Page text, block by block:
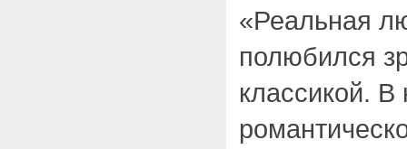
«Реальная
полюбился
классикой. В